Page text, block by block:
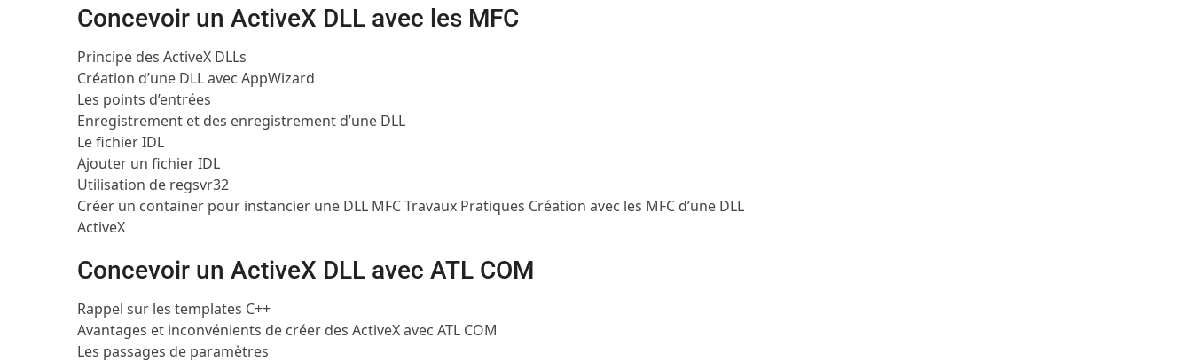
Concevoir un ActiveX DLL avec les MFC
Principe des ActiveX DLLs
Création d’une DLL avec AppWizard
Les points d’entrées
Enregistrement et des enregistrement d’une DLL
Le fichier IDL
Ajouter un fichier IDL
Utilisation de regsvr32
Créer un container pour instancier une DLL MFCTravaux Pratiques Création avec les MFC d’une DLL
ActiveX
Concevoir un ActiveX DLL avec ATL COM
Rappel sur les templates C++
Avantages et inconvénients de créer des ActiveX avec ATL COM
Les passages de paramètres